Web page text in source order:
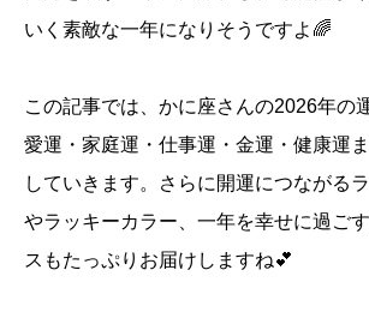
いく素敵な一年になりそうですよ🌈
この記事では、かに座さんの2026年の
愛運・家庭運・仕事運・金運・健康運
していきます。さらに開運につながる
やラッキーカラー、一年を幸せに過ご
スもたっぷりお届けしますね💕